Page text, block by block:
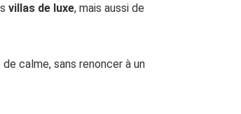
villas de luxe, mais aussi de
calme, sans renoncer à un